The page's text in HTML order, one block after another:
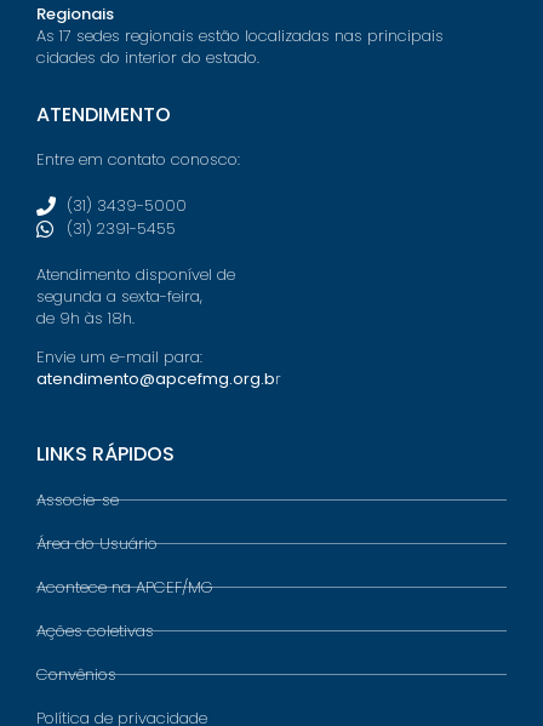
Regionais
As 17 sedes regionais estão localizadas nas principais
cidades do interior do estado.
ATENDIMENTO
Entre em contato conosco:
(31) 3439-5000
(31) 2391-5455
Atendimento disponível de
segunda a sexta-feira,
de 9h às 18h.
Envie um e-mail para:
atendimento@apcefmg.org.br
LINKS RÁPIDOS
Associe-se
Área do Usuário
Acontece na APCEF/MG
Ações coletivas
Convênios
Política de privacidade